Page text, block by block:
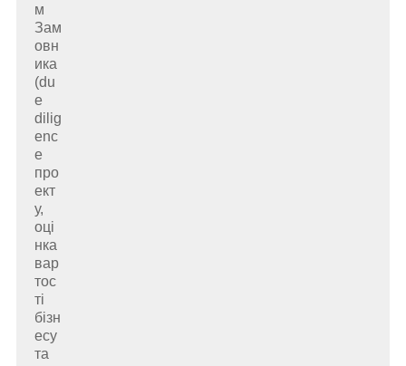
м
Зам
овн
ика
(du
e
dilig
enc
e
про
ект
у,
оці
нка
вар
тос
ті
бізн
есу
та